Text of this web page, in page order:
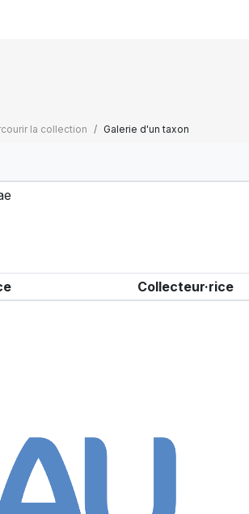
la collection Galerie d'un taxon
Collecteur·rice